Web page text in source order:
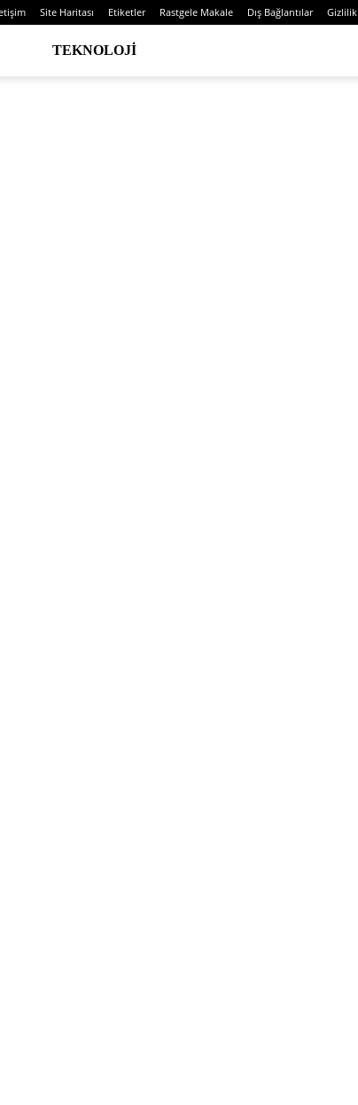
Site Haritası Etiketler Rastgele Makale Dış Bağlantılar Gizlilik
TEKNOLOJI